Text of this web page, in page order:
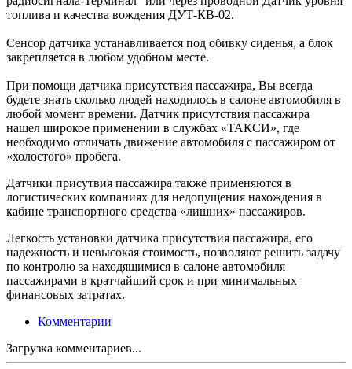
топлива и качества вождения ДУТ-КВ-02.
Сенсор датчика устанавливается под обивку сиденья, а блок
закрепляется в любом удобном месте.
При помощи датчика присутствия пассажира, Вы всегда
будете знать сколько людей находилось в салоне автомобиля в
любой момент времени. Датчик присутствия пассажира
нашел широкое применении в службах «ТАКСИ», где
необходимо отличать движение автомобиля с пассажиром от
«холостого» пробега.
Датчики присутвия пассажира также применяются в
логистических компаниях для недопущения нахождения в
кабине транспортного средства «лишних» пассажиров.
Легкость установки датчика присутствия пассажира, его
надежность и невысокая стоимость, позволяют решить задачу
по контролю за находящимися в салоне автомобиля
пассажирами в кратчайший срок и при минимальных
финансовых затратах.
Комментарии
Загрузка комментариев...